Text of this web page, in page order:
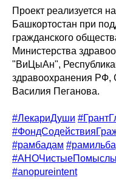
Проект реализуется
Башкортостан при
гражданского
Министерства
"ВиЦыАн",
здравоохранения РФ,
Василия Пеганова.
#ЛекариДуши
#рамбадам
#АНОЧистыеПомыслы
#anopureintent